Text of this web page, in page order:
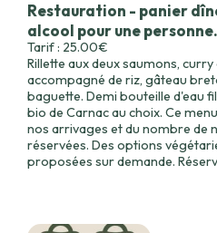
Restauration - panier
alcool pour une personne.
Tarif : 25.00€
Rillette aux deux saumons,
accompagné de riz, gâteau
baguette. Demi bouteille d'eau
bio de Carnac au choix. Ce
nos arrivages et du nombre de
réservées. Des options
proposées sur demande.